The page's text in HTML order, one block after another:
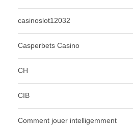
casinoslot12032
Casperbets Casino
CH
CIB
Comment jouer intelligemment